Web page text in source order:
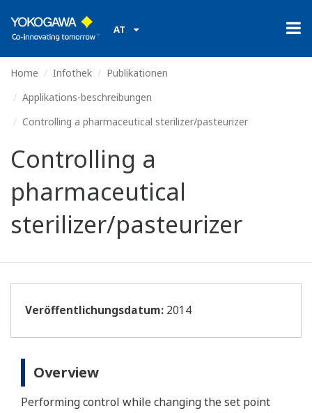
AT
Home Infothek
Publikationen
Applikations-beschreibungen
Controlling a pharmaceutical sterilizer/pasteurizer
Controlling a
pharmaceutical
sterilizer/pasteurizer
Veröffentlichungsdatum: 2014
Overview
Performing control while changing the set point